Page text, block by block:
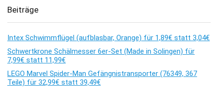
Beiträge
Intex Schwimmflügel (aufblasbar, Orange) für 1,89€ statt 3,04€
Schwertkrone Schälmesser 6er-Set (Made in Solingen) für
7,99€ statt 11,99€
LEGO Marvel Spider-Man Gefängnistransporter (76349, 367
Teile) für 32,99€ statt 39,49€